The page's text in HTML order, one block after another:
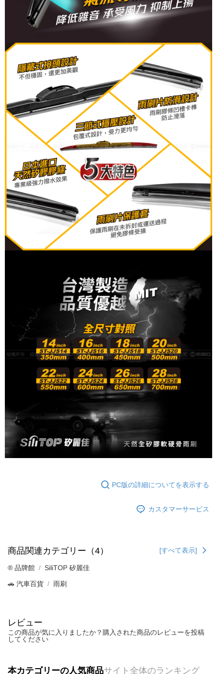
PC版の詳細についてを表示する
カスタマーサービス
商品関連カテゴリー（4） [すべて表示]
®️ 品牌館 SiliTOP 矽麗佳
🚗 汽車百貨 雨刷
レビュー
この商品が気に入りましたか？購入された商品のレビューを投稿
してください
本カテゴリーの人気商品サイト全体のランキング